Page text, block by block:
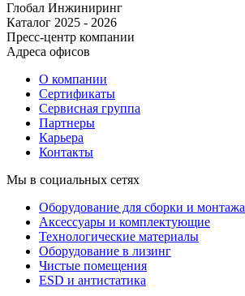
Глобал Инжиниринг
Каталог 2025 - 2026
Пресс-центр компании
Адреса офисов
О компании
Сертификаты
Сервисная группа
Партнеры
Карьера
Контакты
Мы в социальных сетях
Оборудование для сборки и монтажа
Аксессуары и комплектующие
Технологические материалы
Оборудование в лизинг
Чистые помещения
ESD и антистатика